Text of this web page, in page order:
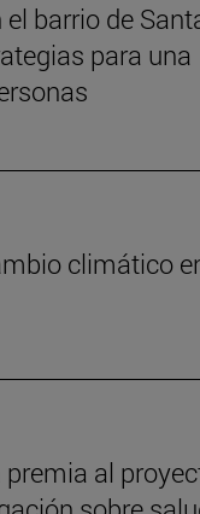
barrio de
para una
climático
al